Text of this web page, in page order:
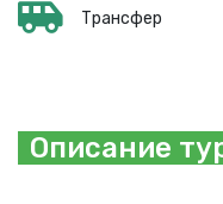
Трансфер
Описание